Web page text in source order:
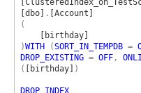
[dbo] .
(
)WITH (SORT_IN_TEMPDB =
DROP_EXISTING = OFF,
( [birthday] )